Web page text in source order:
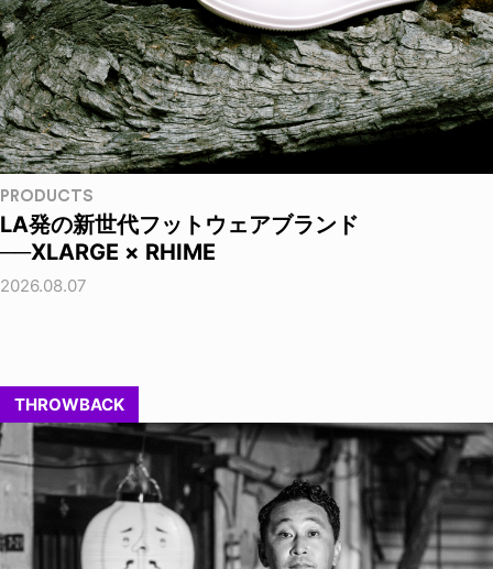
PRODUCTS
LA発の新世代フットウェアブランド
──XLARGE × RHIME
2026.08.07
THROWBACK